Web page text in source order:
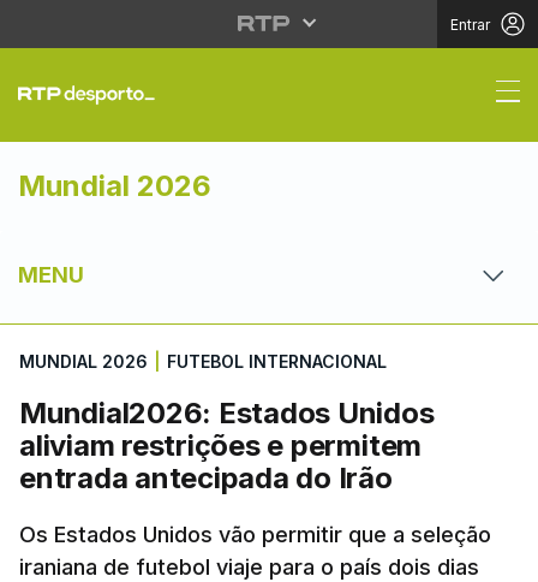
Entrar
Mundial2026:
Mundial 2026
MENU
MUNDIAL 2026 FUTEBOL INTERNACIONAL
Mundial2026: Estados Unidos
aliviam restrições e permitem
entrada antecipada do Irão
Os Estados Unidos vão permitir que a seleção
iraniana de futebol viaje para o país dois dias